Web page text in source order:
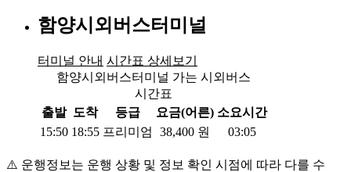
함양시외버스터미널
터미널 안내 시간표 상세보기
함양시외버스터미널 가는 시외버스
시간표
출발 도착 등급 요금(어른) 소요시간
15:50 18:55 프리미엄 38,400 원 03:05
⚠️ 운행정보는 운행 상황 및 정보 확인 시점에 따라 다를 수